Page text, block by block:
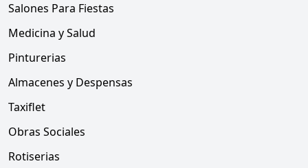
Salones Para Fiestas
Medicina y Salud
Pinturerias
Almacenes y Despensas
Taxiflet
Obras Sociales
Rotiserias